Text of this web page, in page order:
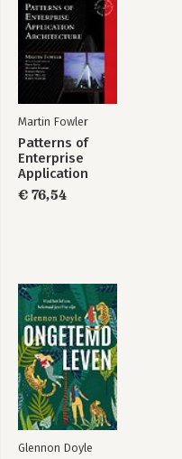
Martin Fowler
Patterns of
Enterprise
Application
Architecture
€ 76,54
Glennon Doyle